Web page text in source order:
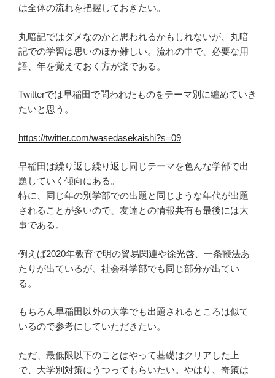
は全体の流れを把握しておきたい。
丸暗記ではダメなのかと思われるかもしれないが、丸暗
記での学習は思いのほか難しい。流れの中で、必要な用
語、年を覚えておく方が楽である。
Twitterでは早稲田で問われたものをテーマ別に纏めていき
たいと思う。
https://twitter.com/wasedasekaishi?s=09
早稲田は繰り返し繰り返し同じテーマを色んな学部で出
題していく傾向にある。
特に、同じ年の別学部での出題と同じような年代が出題
されることが多いので、友達との情報共有も最後には大
事である。
例えば2020年教育で明の貿易関連や徐光啓、一条鞭法あ
たりが出ているが、社会科学部でも同じ部分が出てい
る。
もちろん早稲田以外の大学でも出題されるところは似て
いるので参考にしていただきたい。
ただ、最低限以下のことはやって基礎はクリアした上
で、大学別対策にうつってもらいたい。やはり、奇策は